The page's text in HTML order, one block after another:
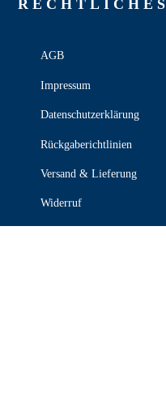
RECHT­LICHES
AGB
Impressum
Datenschutzerklärung
Rückgaberichtlinien
Versand & Lieferung
Widerruf